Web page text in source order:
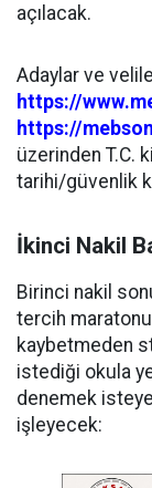
açılacak.
Adaylar ve
https://
https://
üzerinden T.C.
tarihi/güvenlik
İkinci Nakil
Birinci nakil
tercih
kaybetmeden
istediği okula
denemek
işleyecek: